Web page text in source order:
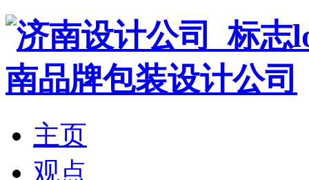
主页
观点